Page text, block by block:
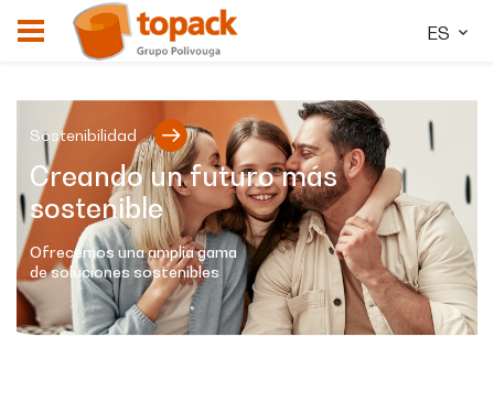
ES
Sostenibilidad
Creando un futuro más
sostenible
Ofrecemos una amplia gama
de soluciones sostenibles